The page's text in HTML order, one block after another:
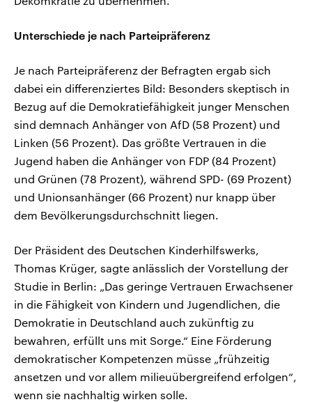
Unterschiede je nach Parteipräferenz
Je nach Parteipräferenz der Befragten ergab sich
dabei ein differenziertes Bild: Besonders skeptisch in
Bezug auf die Demokratiefähigkeit junger Menschen
sind demnach Anhänger von AfD (58 Prozent) und
Linken (56 Prozent). Das größte Vertrauen in die
Jugend haben die Anhänger von FDP (84 Prozent)
und Grünen (78 Prozent), während SPD- (69 Prozent)
und Unionsanhänger (66 Prozent) nur knapp über
dem Bevölkerungsdurchschnitt liegen.
Der Präsident des Deutschen Kinderhilfswerks,
Thomas Krüger, sagte anlässlich der Vorstellung der
Studie in Berlin: „Das geringe Vertrauen Erwachsener
in die Fähigkeit von Kindern und Jugendlichen, die
Demokratie in Deutschland auch zukünftig zu
bewahren, erfüllt uns mit Sorge.“ Eine Förderung
demokratischer Kompetenzen müsse „frühzeitig
ansetzen und vor allem milieuübergreifend erfolgen“,
wenn sie nachhaltig wirken solle.